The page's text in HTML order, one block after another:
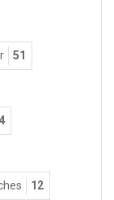
51
12